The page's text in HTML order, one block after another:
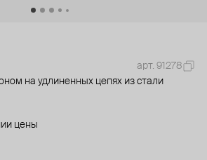
арт. 91278
на удлиненных цепях из стали
цены